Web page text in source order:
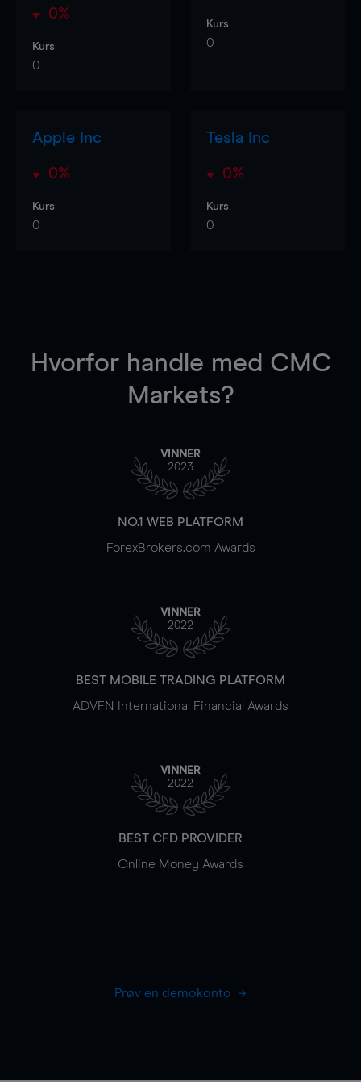
0%
Kurs
0
Kurs
0
Apple Inc
0%
Kurs
0
Tesla Inc
0%
Kurs
0
Hvorfor handle med CMC
Markets?
VINNER
2023
NO.1 WEB PLATFORM
ForexBrokers.com Awards
VINNER
2022
BEST MOBILE TRADING PLATFORM
ADVFN International Financial Awards
VINNER
2022
BEST CFD PROVIDER
Online Money Awards
Prøv en demokonto